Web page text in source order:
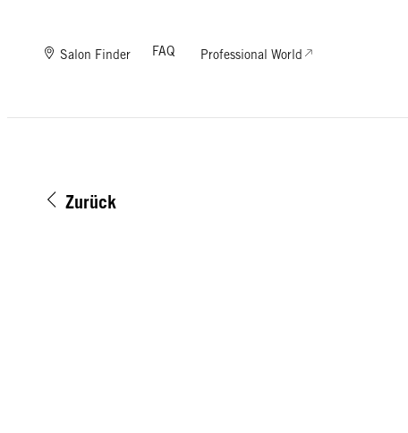
Salon Finder FAQ Professional World
Zurück